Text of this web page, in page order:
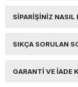
SIPARIŞINIZ NASIL
SIKÇA SORULAN
GARANTI VE İADE